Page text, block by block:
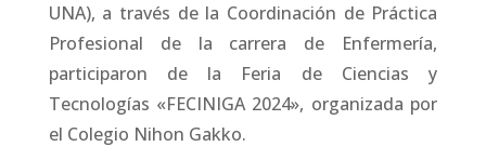
UNA), a través de la Coordinación de Práctica
Profesional de la carrera de Enfermería,
participaron de la Feria de Ciencias y
Tecnologías «FECINIGA 2024», organizada por
el Colegio Nihon Gakko.